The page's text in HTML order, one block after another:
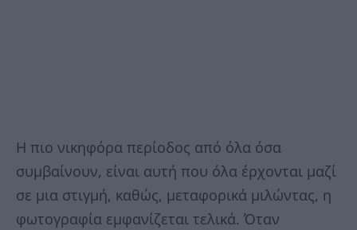
Η πιο νικηφόρα περίοδος από όλα όσα
συμβαίνουν, είναι αυτή που όλα έρχονται μαζί
σε μια στιγμή, καθώς, μεταφορικά μιλώντας, η
φωτογραφία εμφανίζεται τελικά. Όταν